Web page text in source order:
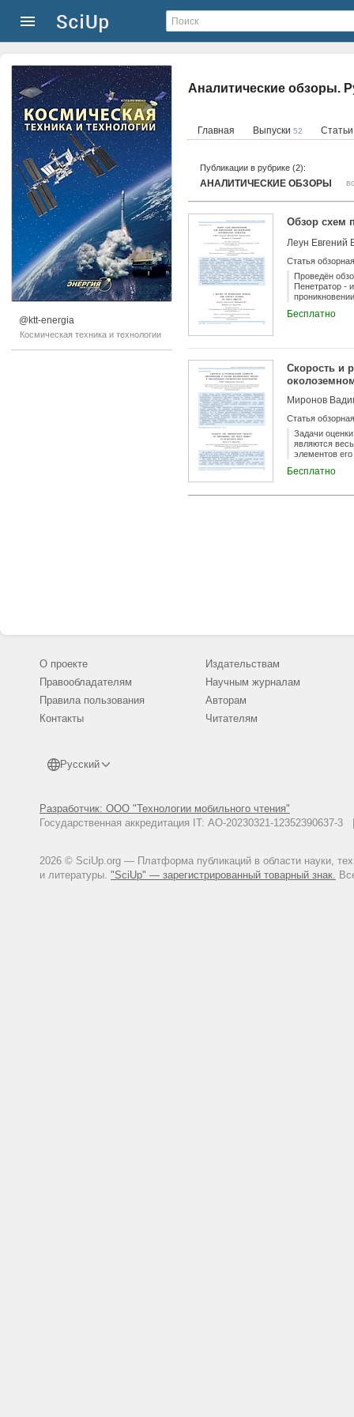
@ktt-energia
Космическая техника и технологии
Аналитические обзоры.
Главная Выпуски 52
Публикации в рубрике (2):
АНАЛИТИЧЕСКИЕ ОБЗОРЫ
Обзор схем
Статья обзорная
Проведён
Пенетратор -
проекты
полезным при
Бесплатно
Скорость и
Миронов
Статья обзорная
Задачи
являются
элементов
зарубежных)
получения
Бесплатно
О проекте
Правообладателям
Правила пользования
Контакты
Русский
Разработчик: ООО "Технологии мобильного чтения"
Государственная аккредитация IT: АО-20230321-
2026 © SciUp.org — Платформа публикаций в области науки,
и литературы. "SciUp" — зарегистрированный товарный знак.
Издательствам
Научным журналам
Авторам
Читателям